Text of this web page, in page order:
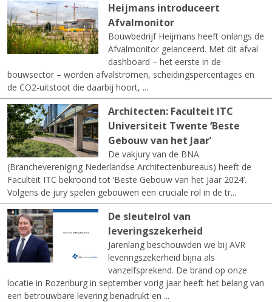
Heijmans introduceert
Afvalmonitor
Bouwbedrijf Heijmans heeft onlangs de
Afvalmonitor gelanceerd. Met dit afval
dashboard – het eerste in de
bouwsector – worden afvalstromen, scheidingspercentages en
de CO2-uitstoot die daarbij hoort, ...
Architecten: Faculteit ITC
Universiteit Twente ‘Beste
Gebouw van het Jaar’
De vakjury van de BNA
(Branchevereniging Nederlandse Architectenbureaus) heeft de
Faculteit ITC bekroond tot ‘Beste Gebouw van het Jaar 2024’.
Volgens de jury spelen gebouwen een cruciale rol in de tr...
De sleutelrol van
leveringszekerheid
Jarenlang beschouwden we bij AVR
leveringszekerheid bijna als
vanzelfsprekend. De brand op onze
locatie in Rozenburg in september vorig jaar heeft het belang van
een betrouwbare levering benadrukt en ...